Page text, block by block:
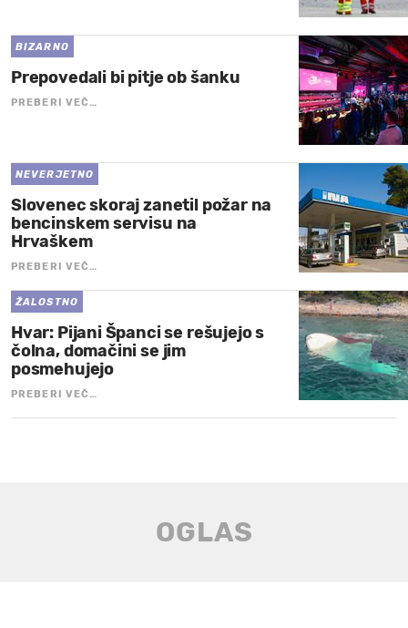
BIZARNO
Prepovedali bi pitje ob šanku
PREBERI VEČ…
NEVERJETNO
Slovenec skoraj zanetil požar na
bencinskem servisu na
Hrvaškem
PREBERI VEČ…
ŽALOSTNO
Hvar: Pijani Španci se rešujejo s
čolna, domačini se jim
posmehujejo
PREBERI VEČ…